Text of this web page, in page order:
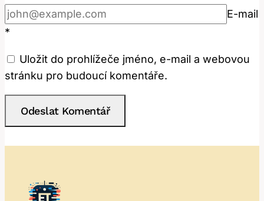
E-mail
*
Uložit do prohlížeče jméno, e-mail a webovou
stránku pro budoucí komentáře.